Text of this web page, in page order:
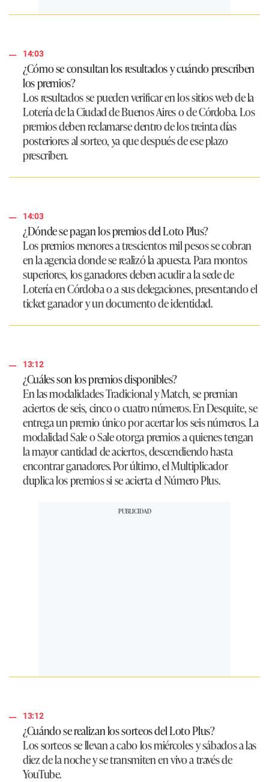
14:03
¿Cómo se consultan los resultados y cuándo prescriben
los premios?
Los resultados se pueden verificar en los sitios web de la
Lotería de la Ciudad de Buenos Aires o de Córdoba. Los
premios deben reclamarse dentro de los treinta días
posteriores al sorteo, ya que después de ese plazo
prescriben.
14:03
¿Dónde se pagan los premios del Loto Plus?
Los premios menores a trescientos mil pesos se cobran
en la agencia donde se realizó la apuesta. Para montos
superiores, los ganadores deben acudir a la sede de
Lotería en Córdoba o a sus delegaciones, presentando el
ticket ganador y un documento de identidad.
13:12
¿Cuáles son los premios disponibles?
En las modalidades Tradicional y Match, se premian
aciertos de seis, cinco o cuatro números. En Desquite, se
entrega un premio único por acertar los seis números. La
modalidad Sale o Sale otorga premios a quienes tengan
la mayor cantidad de aciertos, descendiendo hasta
encontrar ganadores. Por último, el Multiplicador
duplica los premios si se acierta el Número Plus.
13:12
¿Cuándo se realizan los sorteos del Loto Plus?
Los sorteos se llevan a cabo los miércoles y sábados a las
diez de la noche y se transmiten en vivo a través de
YouTube.